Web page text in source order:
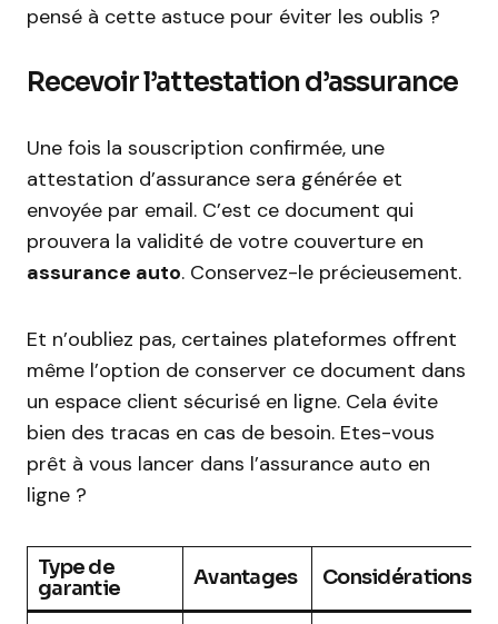
pensé à cette astuce pour éviter les oublis ?
Recevoir l’attestation d’assurance
Une fois la souscription confirmée, une
attestation d’assurance sera générée et
envoyée par email. C’est ce document qui
prouvera la validité de votre couverture en
assurance auto. Conservez-le précieusement.
Et n’oubliez pas, certaines plateformes offrent
même l’option de conserver ce document dans
un espace client sécurisé en ligne. Cela évite
bien des tracas en cas de besoin. Etes-vous
prêt à vous lancer dans l’assurance auto en
ligne ?
Type de
garantie
Avantages Considérations